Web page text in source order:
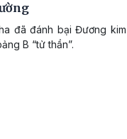
đã đánh bại Đương kim
B “tử thần”.